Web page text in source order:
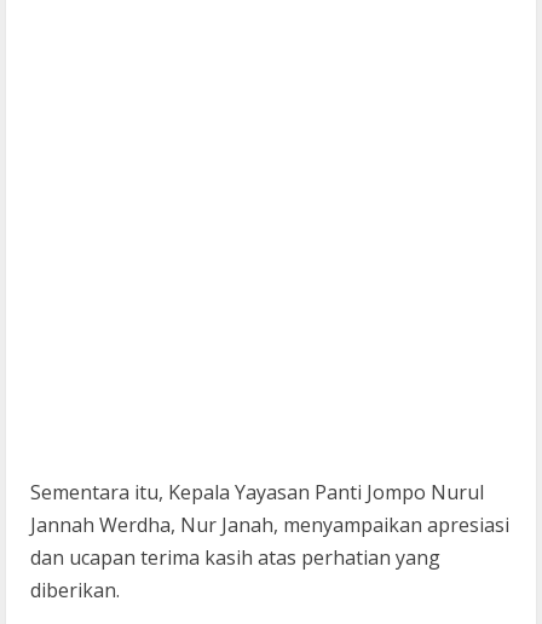
Sementara itu, Kepala Yayasan Panti Jompo Nurul
Jannah Werdha, Nur Janah, menyampaikan apresiasi
dan ucapan terima kasih atas perhatian yang
diberikan.